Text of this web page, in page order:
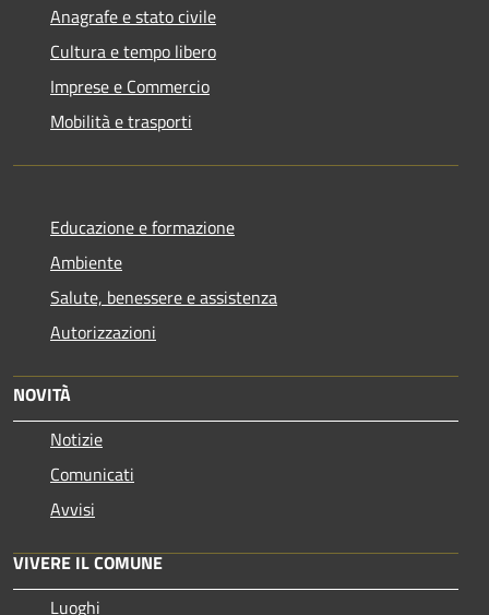
Anagrafe e stato civile
Cultura e tempo libero
Imprese e Commercio
Mobilità e trasporti
Educazione e formazione
Ambiente
Salute, benessere e assistenza
Autorizzazioni
NOVITÀ
Notizie
Comunicati
Avvisi
VIVERE IL COMUNE
Luoghi